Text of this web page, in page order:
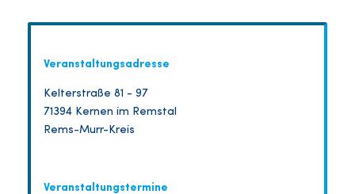
Veranstaltungsadresse
Kelterstraße 81 - 97
71394 Kernen im Remstal
Rems-Murr-Kreis
Veranstaltungstermine